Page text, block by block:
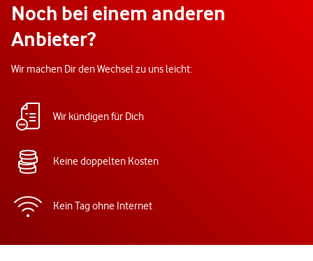
Noch bei einem anderen
Anbieter?
Wir machen Dir den Wechsel zu uns leicht:
Wir kündigen für Dich
Keine doppelten Kosten
Kein Tag ohne Internet